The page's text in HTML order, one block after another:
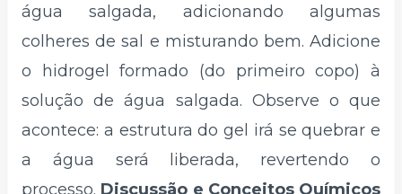
água salgada, adicionando algumas
colheres de sal e misturando bem. Adicione
o hidrogel formado (do primeiro copo) à
solução de água salgada. Observe o que
acontece: a estrutura do gel irá se quebrar e
a água será liberada, revertendo o
processo. Discussão e Conceitos Químicos